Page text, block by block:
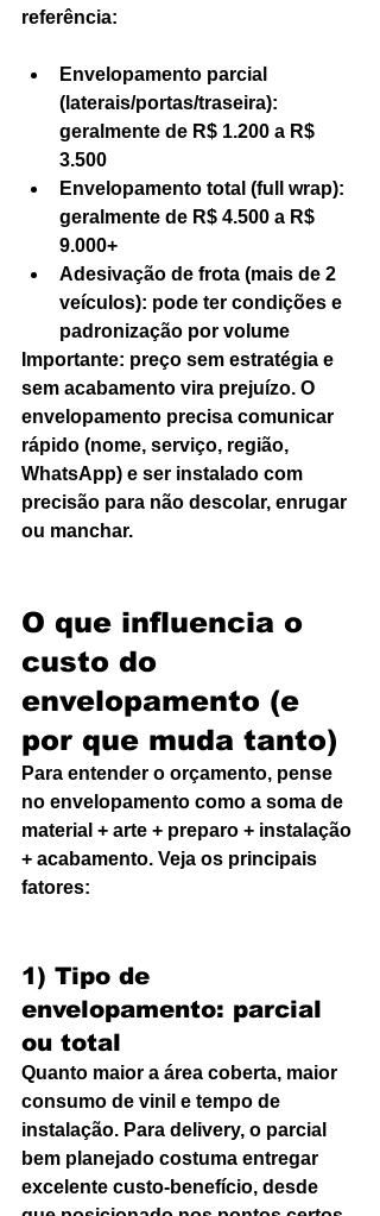
referência:
Envelopamento parcial
(laterais/portas/traseira):
geralmente de R$ 1.200 a R$
3.500
Envelopamento total (full wrap):
geralmente de R$ 4.500 a R$
9.000+
Adesivação de frota (mais de 2
veículos): pode ter condições e
padronização por volume
Importante: preço sem estratégia e
sem acabamento vira prejuízo. O
envelopamento precisa comunicar
rápido (nome, serviço, região,
WhatsApp) e ser instalado com
precisão para não descolar, enrugar
ou manchar.
O que influencia o
custo do
envelopamento (e
por que muda tanto)
Para entender o orçamento, pense
no envelopamento como a soma de
material + arte + preparo + instalação
+ acabamento. Veja os principais
fatores:
1) Tipo de
envelopamento: parcial
ou total
Quanto maior a área coberta, maior
consumo de vinil e tempo de
instalação. Para delivery, o parcial
bem planejado costuma entregar
excelente custo-benefício, desde